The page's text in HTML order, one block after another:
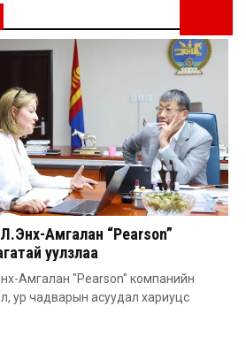
Амгалан “Pearson”
уулзлаа
Амгалан "Pearson" компанийн
ур чадварын асуудал хариуцс